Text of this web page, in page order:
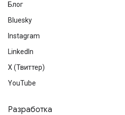
Блог
Bluesky
Instagram
LinkedIn
X (Твиттер)
YouTube
Разработка